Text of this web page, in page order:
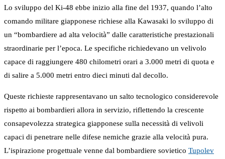
Lo sviluppo del Ki-48 ebbe inizio alla fine del 1937, quando l’alto
comando militare giapponese richiese alla Kawasaki lo sviluppo di
un “bombardiere ad alta velocità” dalle caratteristiche prestazionali
straordinarie per l’epoca. Le specifiche richiedevano un velivolo
capace di raggiungere 480 chilometri orari a 3.000 metri di quota e
di salire a 5.000 metri entro dieci minuti dal decollo.
Queste richieste rappresentavano un salto tecnologico considerevole
rispetto ai bombardieri allora in servizio, riflettendo la crescente
consapevolezza strategica giapponese sulla necessità di velivoli
capaci di penetrare nelle difese nemiche grazie alla velocità pura.
L’ispirazione progettuale venne dal bombardiere sovietico Tupolev